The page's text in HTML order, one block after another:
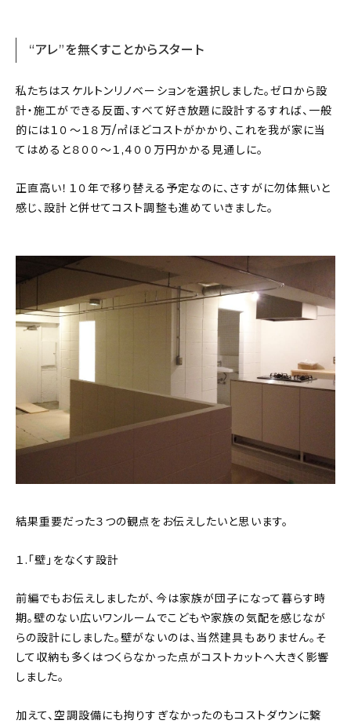
“アレ”を無くすことからスタート
私たちはスケルトンリノベーションを選択しました。ゼロから設
計・施工ができる反面、すべて好き放題に設計するすれば、一般
的には１０〜１８万/㎡ほどコストがかかり、これを我が家に当
てはめると８００〜１,４００万円かかる見通しに。
正直高い！１０年で移り替える予定なのに、さすがに勿体無いと
感じ、設計と併せてコスト調整も進めていきました。
結果重要だった３つの観点をお伝えしたいと思います。
１.「壁」をなくす設計
前編でもお伝えしましたが、今は家族が団子になって暮らす時
期。壁のない広いワンルームでこどもや家族の気配を感じなが
らの設計にしました。壁がないのは、当然建具もありません。そ
して収納も多くはつくらなかった点がコストカットへ大きく影響
しました。
加えて、空調設備にも拘りすぎなかったのもコストダウンに繋